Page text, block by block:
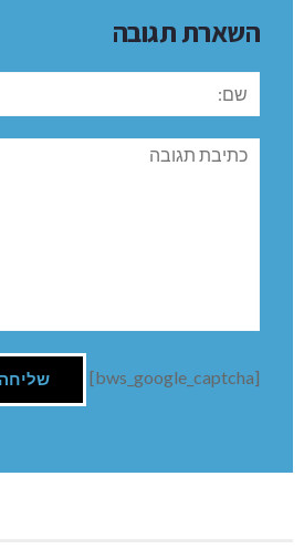
השארת תגובה
שם:
תגובה
[bws_google_captcha]